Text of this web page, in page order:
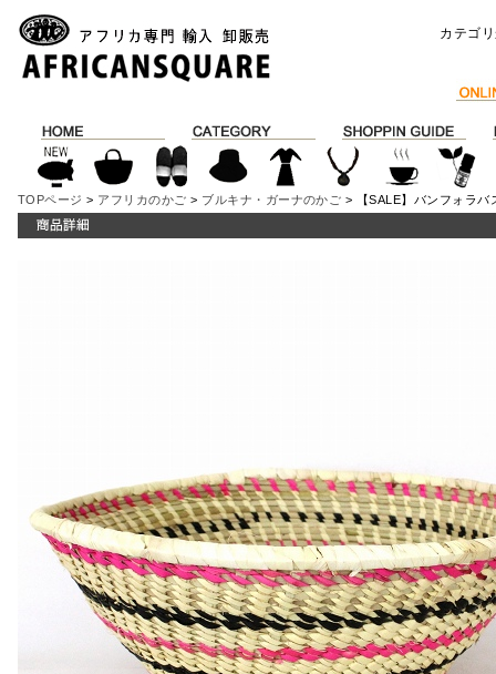
カテゴ
TOPページ > アフリカのかご > ブルキナ・ガーナのかご > 【SALE】バンフォラ